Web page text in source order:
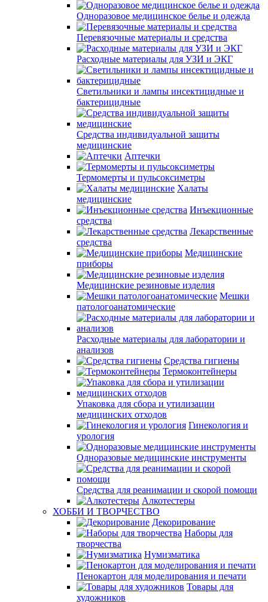
Одноразовое медицинское белье и одежда
Перевязочные материалы и средства
Расходные материалы для УЗИ и ЭКГ
Светильники и лампы инсектицидные и
бактерицидные
Средства индивидуальной защиты
медицинские
Аптечки
Термомерты и пульсоксиметры
Халаты
медицинские
Инъекционные
средства
Лекарственные
средства
Медицинские
приборы
Медицинские резиновые изделия
Мешки
патологоанатомические
Расходные материалы для лаборатории и
анализов
Средства гигиены
Термоконтейнеры
Упаковка для сбора и утилизации
медицинских отходов
Гинекология и
урология
Одноразовые медицинские инструменты
Средства для реанимации и скорой помощи
Алкотестеры
ХОББИ И ТВОРЧЕСТВО
Декорирование
Наборы для
творчества
Нумизматика
Пенокартон для моделирования и печати
Товары для
художников